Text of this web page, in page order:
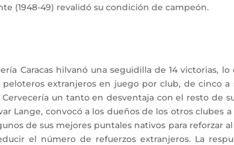
(1948-49) revalidó su condición de campeón.
Caracas hilvanó una seguidilla de 14 victorias,
extranjeros en juego por club, de cinco a
un tanto en desventaja con el resto de
Lange, convocó a los dueños de los otros clubes
de sus mejores puntales nativos para reforzar al
el número de refuerzos extranjeros. La